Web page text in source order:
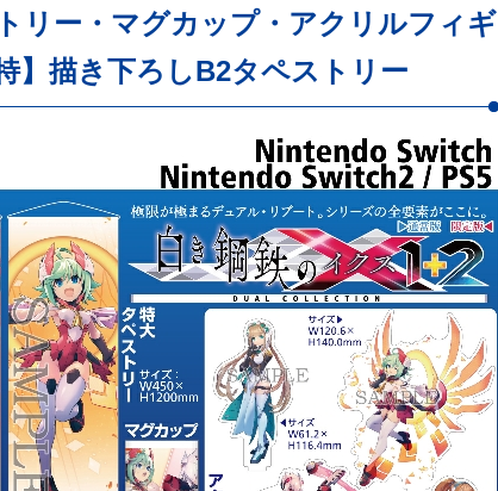
リー・マグカップ・アクリルフィギ
】描き下ろしB2タペストリー